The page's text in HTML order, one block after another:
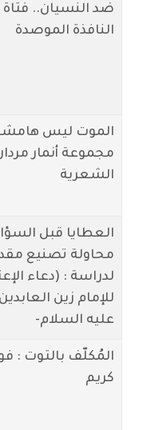
ضد النسيان.. فتاة
النافذة الموصدة
الموت ليس
مجموعة أنمار
الشعرية
العطايا قبل
محاولة تصنيع
لدراسة : (دعاء
للإمام زين
عليه السلام-
المُكلّف بالتوت :
كريم